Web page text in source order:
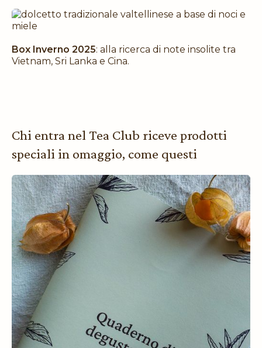
Box Inverno 2025: alla ricerca di note insolite tra
Vietnam, Sri Lanka e Cina.
Chi entra nel Tea Club riceve prodotti
speciali in omaggio, come questi